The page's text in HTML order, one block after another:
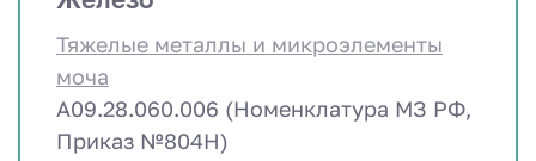
Тяжелые металлы и микроэлементы
моча
A09.28.060.006 (Номенклатура МЗ РФ,
Приказ №804Н)